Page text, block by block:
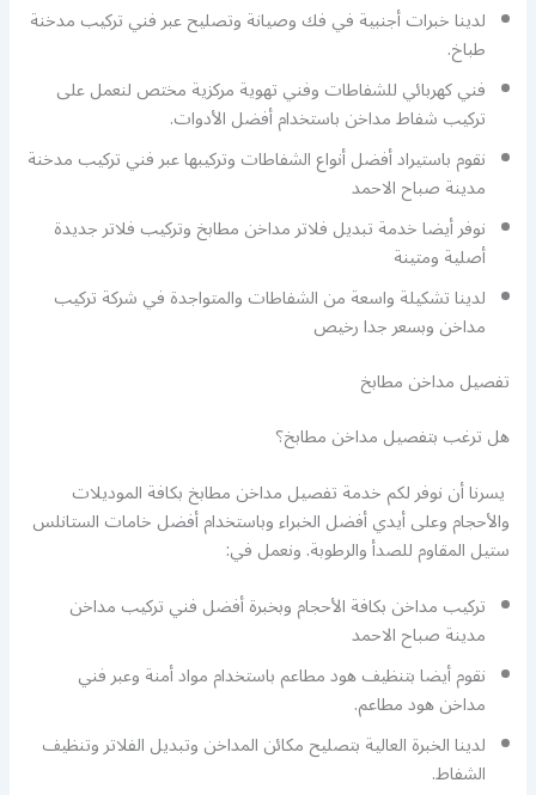
لدينا خبرات أجنبية في فك وصيانة وتصليح عبر فني تركيب مدخنة
طباخ.
فني كهربائي للشفاطات وفني تهوية مركزية مختص لنعمل على
تركيب شفاط مداخن باستخدام أفضل الأدوات.
نقوم باستيراد أفضل أنواع الشفاطات وتركيبها عبر فني تركيب مدخنة
مدينة صباح الاحمد
نوفر أيضا خدمة تبديل فلاتر مداخن مطابخ وتركيب فلاتر جديدة
أصلية ومتينة
لدينا تشكيلة واسعة من الشفاطات والمتواجدة في شركة تركيب
مداخن وبسعر جدا رخيص
تفصيل مداخن مطابخ
هل ترغب بتفصيل مداخن مطابخ؟
يسرنا أن نوفر لكم خدمة تفصيل مداخن مطابخ بكافة الموديلات
والأحجام وعلى أيدي أفضل الخبراء وباستخدام أفضل خامات الستانلس
ستيل المقاوم للصدأ والرطوبة. ونعمل في:
تركيب مداخن بكافة الأحجام وبخبرة أفضل فني تركيب مداخن
مدينة صباح الاحمد
نقوم أيضا بتنظيف هود مطاعم باستخدام مواد أمنة وعبر فني
مداخن هود مطاعم.
لدينا الخبرة العالية بتصليح مكائن المداخن وتبديل الفلاتر وتنظيف
الشفاط.